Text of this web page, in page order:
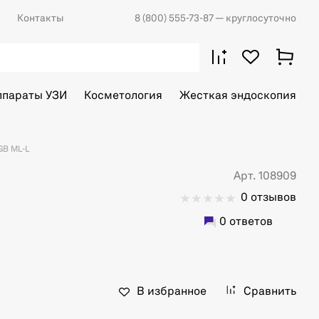
Контакты 8 (800) 555-73-87 — круглосуточно
УЗИ Косметология Жесткая эндоскопия
ML-L
Арт. 108909
0 отзывов
0 ответов
В избранное Сравнить